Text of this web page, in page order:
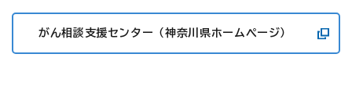
がん相談支援センター（神奈川県ホームページ）